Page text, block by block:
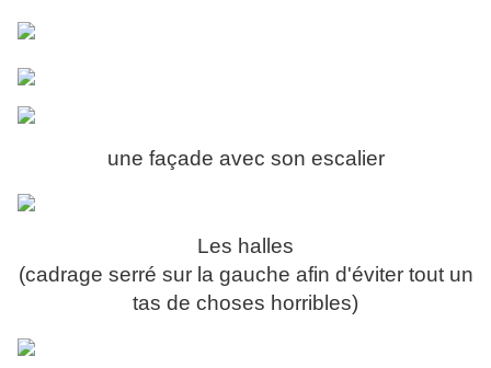
une façade avec son escalier
Les halles
(cadrage serré sur la gauche afin d'éviter tout un
tas de choses horribles)